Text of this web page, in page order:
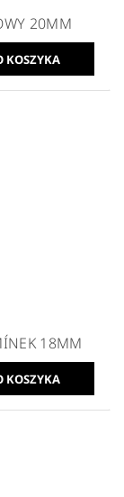
20MM
18MM